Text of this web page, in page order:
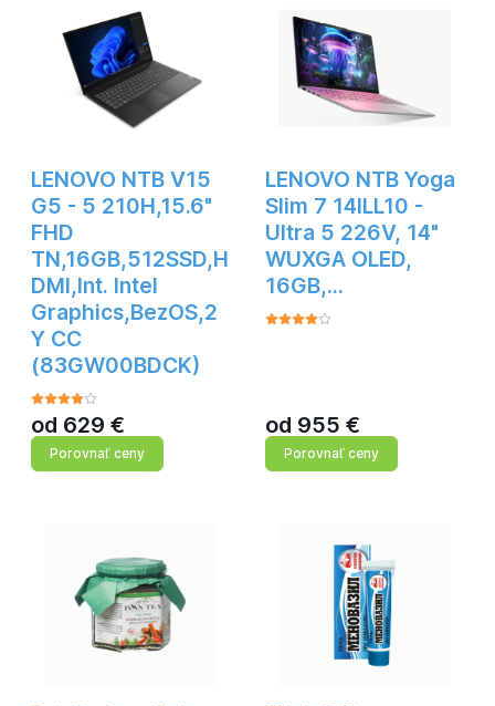
LENOVO NTB V15
G5 - 5 210H,15.6"
FHD
TN,16GB,512SSD,H
DMI,Int. Intel
Graphics,BezOS,2
Y CC
(83GW00BDCK)
od 629 €
Porovnať ceny
LENOVO NTB Yoga
Slim 7 14ILL10 -
Ultra 5 226V, 14"
WUXGA OLED,
16GB,…
od 955 €
Porovnať ceny